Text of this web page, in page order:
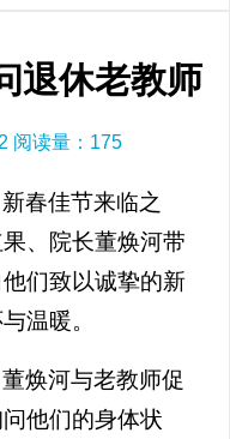
退休老教师
阅读量： 175
春佳节来临之
、院长董焕河带
们致以诚挚的新
温暖。
焕河与老教师促
他们的身体状